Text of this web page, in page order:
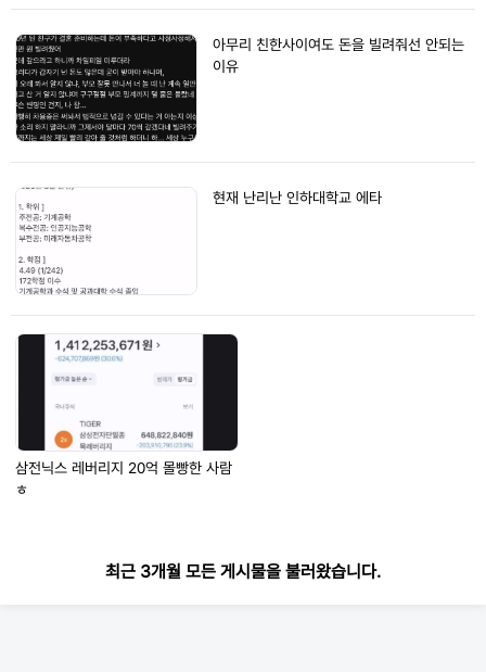
아무리 친한사이여도 돈을 빌려줘선 안되는
이유
현재 난리난 인하대학교 에타
삼전닉스 레버리지 20억 몰빵한 사람
ㅎ
최근 3개월 모든 게시물을 불러왔습니다.